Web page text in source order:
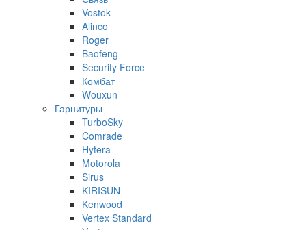
Vostok
Alinco
Roger
Baofeng
Security Force
Комбат
Wouxun
Гарнитуры
TurboSky
Comrade
Hytera
Motorola
Sirus
KIRISUN
Kenwood
Vertex Standard